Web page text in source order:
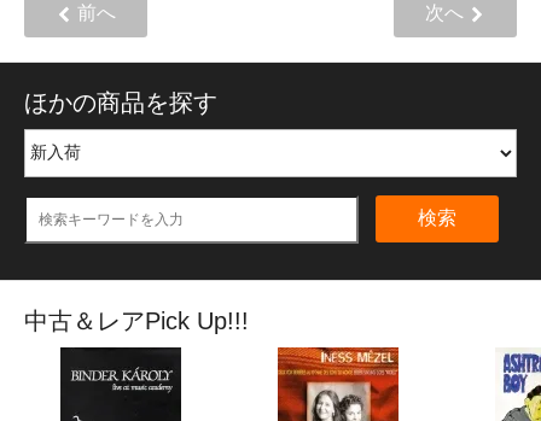
前へ 次へ
ほかの商品を探す
検索
中古＆レアPick Up!!!